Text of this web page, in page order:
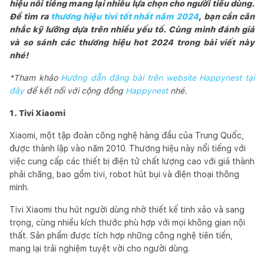
hiệu nổi tiếng mang lại nhiều lựa chọn cho người tiêu dùng.
Để tìm ra thương hiệu tivi tốt nhất năm 2024, bạn cần cân
nhắc kỹ lưỡng dựa trên nhiều yếu tố. Cùng mình đánh giá
và so sánh các thương hiệu hot 2024 trong bài viết này
nhé!
*Tham khảo Hướng dẫn đăng bài trên website Happynest tại
đâyđể kết nối với cộng đồng Happynest nhé.
1. Tivi Xiaomi
Xiaomi, một tập đoàn công nghệ hàng đầu của Trung Quốc,
được thành lập vào năm 2010. Thương hiệu này nổi tiếng với
việc cung cấp các thiết bị điện tử chất lượng cao với giá thành
phải chăng, bao gồm tivi, robot hút bụi và điện thoại thông
minh.
Tivi Xiaomi thu hút người dùng nhờ thiết kế tinh xảo và sang
trọng, cùng nhiều kích thước phù hợp với mọi không gian nội
thất. Sản phẩm được tích hợp những công nghệ tiên tiến,
mang lại trải nghiệm tuyệt vời cho người dùng.